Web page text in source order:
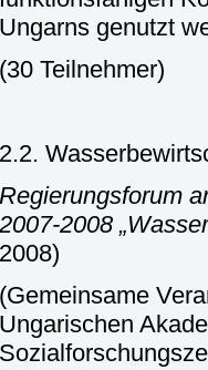
Ungarns genutzt
(30 Teilnehmer)
2.2.
Regierungsforum
2007-2008
2008)
(Gemeinsame
Ungarischen